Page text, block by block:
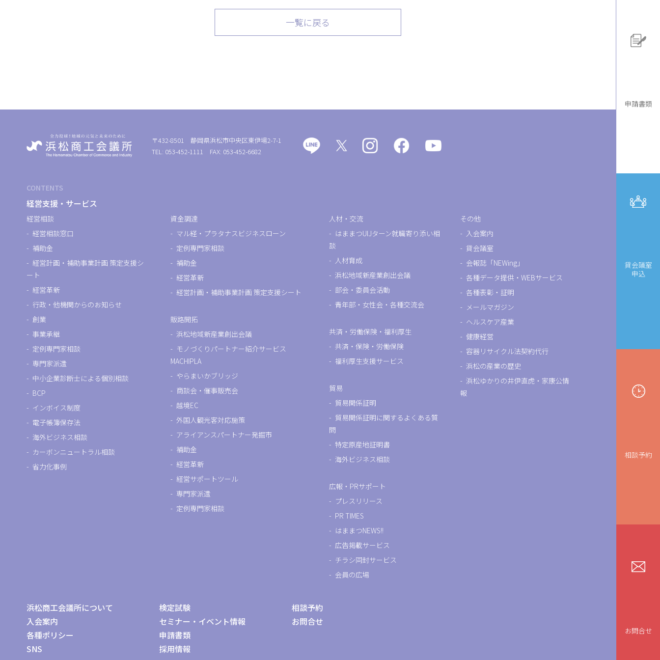
申請書類
貸会議室
申込
相談予約
お問合せ
一覧に戻る
〒432-8501 静岡県浜松市中央区東伊場2-7-1
TEL: 053-452-1111 FAX: 053-452-6682
CONTENTS
経営支援・サービス
経営相談
経営相談窓口
補助金
経営計画・補助事業計画 策定支援シ
ート
経営革新
行政・他機関からのお知らせ
創業
事業承継
定例専門家相談
専門家派遣
中小企業診断士による個別相談
BCP
インボイス制度
電子帳簿保存法
海外ビジネス相談
カーボンニュートラル相談
省力化事例
資金調達
マル経・プラタナスビジネスローン
定例専門家相談
補助金
経営革新
経営計画・補助事業計画 策定支援シート
販路開拓
浜松地域新産業創出会議
モノづくりパートナー紹介サービス
MACHIPLA
やらまいかブリッジ
商談会・催事販売会
越境EC
外国人観光客対応施策
アライアンスパートナー発掘市
補助金
経営革新
経営サポートツール
専門家派遣
定例専門家相談
人材・交流
はままつUIJターン就職寄り添い相
談
人材育成
浜松地域新産業創出会議
部会・委員会活動
青年部・女性会・各種交流会
共済・労働保険・福利厚生
共済・保険・労働保険
福利厚生支援サービス
貿易
貿易関係証明
貿易関係証明に関するよくある質
問
特定原産地証明書
海外ビジネス相談
広報・PRサポート
プレスリリース
PR TIMES
はままつNEWS!!
広告掲載サービス
チラシ同封サービス
会員の広場
その他
入会案内
貸会議室
会報誌「NEWing」
各種データ提供・WEBサービス
各種表彰・証明
メールマガジン
ヘルスケア産業
健康経営
容器リサイクル法契約代行
浜松の産業の歴史
浜松ゆかりの井伊直虎・家康公情
報
浜松商工会議所について
入会案内
各種ポリシー
SNS
検定試験
セミナー・イベント情報
申請書類
採用情報
相談予約
お問合せ